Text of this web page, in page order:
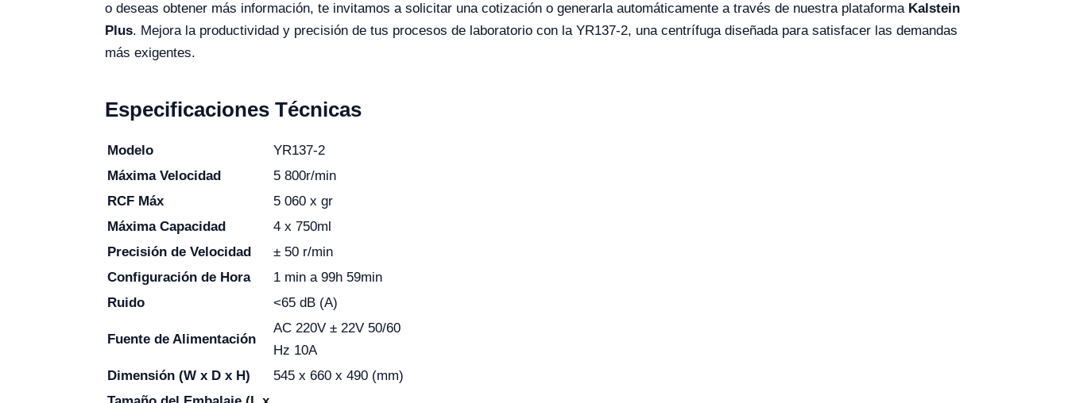
o deseas obtener más información, te invitamos a solicitar una cotización o generarla automáticamente a través de nuestra plataforma Kalstein
Plus. Mejora la productividad y precisión de tus procesos de laboratorio con la YR137-2, una centrífuga diseñada para satisfacer las demandas
más exigentes.
Especificaciones Técnicas
Modelo
YR137-2
Máxima Velocidad
5 800r/min
RCF Máx
5 060 x gr
Máxima Capacidad
4 x 750ml
Precisión de Velocidad
± 50 r/min
Configuración de Hora
1 min a 99h 59min
Ruido
<65 dB (A)
Fuente de Alimentación
AC 220V ± 22V 50/60
Hz 10A
Dimensión (W x D x H)
545 x 660 x 490 (mm)